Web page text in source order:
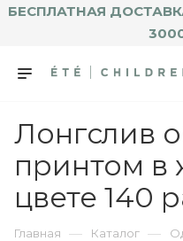
БЕСПЛАТНАЯ
Лонгслив
принтом в
цвете 140
Главная — Каталог —